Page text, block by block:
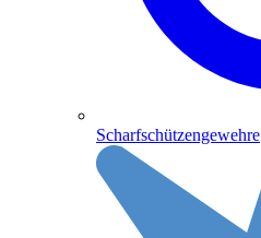
Scharfschützengewehre